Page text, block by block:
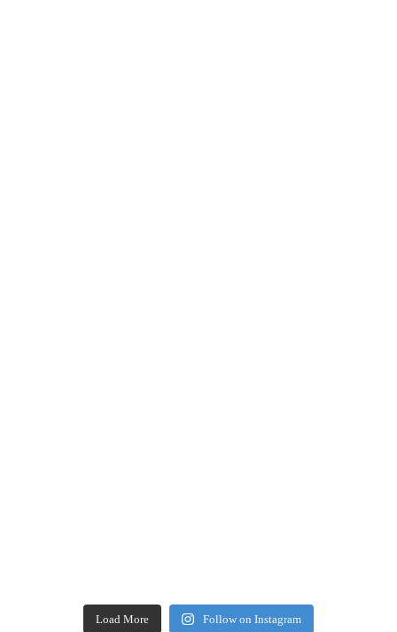
Load More Follow on Instagram